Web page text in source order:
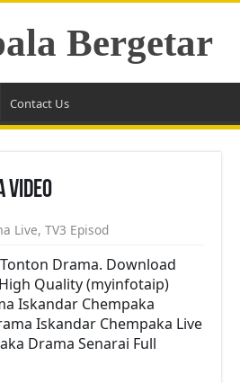
Bergetar
Contact Us
Video
Live, TV3 Episod
Tonton Drama. Download
Quality (myinfotaip)
Iskandar Chempaka
Iskandar Chempaka Live
Drama Senarai Full